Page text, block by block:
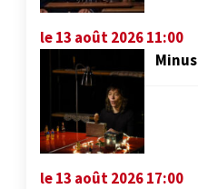
le 13 août 2026 11:00
Minus
le 13 août 2026 17:00